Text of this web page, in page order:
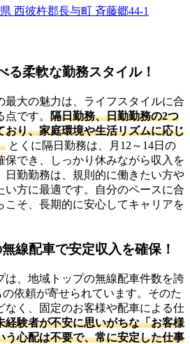
西彼杵郡長与町 斉藤郷44-1
る柔軟な勤務スタイル！
最大の魅力は、ライフスタイルに合
です。 隔日勤務、日勤勤務の2つ
おり、家庭環境や生活リズムに応じ
とくに隔日勤務は、月12～14日の
保でき、しっかり休みながら収入を
日勤勤務は、規則的に働きたい方や
い方に最適です。自分のペースに合
こそ、長期的に安心してキャリアを
線配車で安定収入を確保！
は、地域トップの無線配車件数を誇
の依頼が寄せられています。そのた
なく、固定のお客様や配車による仕
経験者が不安に思いがちな「お客様
う心配は不要で、常に安定した仕事